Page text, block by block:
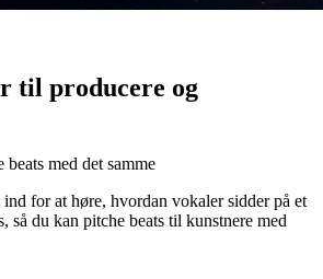
til producere og
med det samme
ind for at høre, hvordan vokaler sidder på et
så du kan pitche beats til kunstnere med